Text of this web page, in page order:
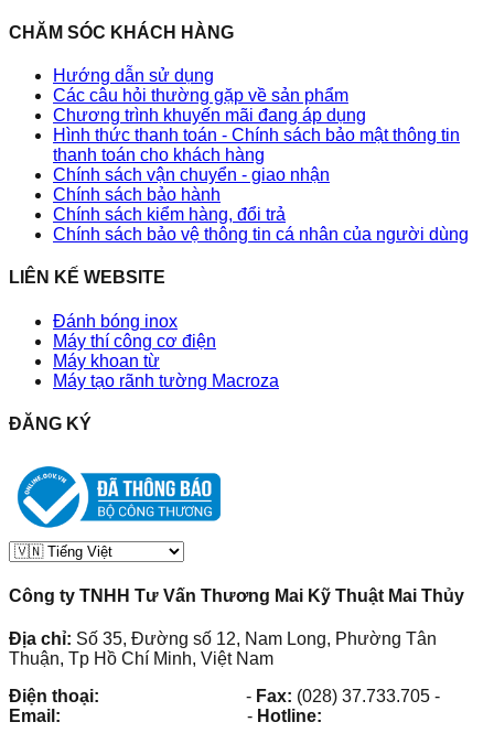
CHĂM SÓC KHÁCH HÀNG
Hướng dẫn sử dụng
Các câu hỏi thường gặp về sản phẩm
Chương trình khuyến mãi đang áp dụng
Hình thức thanh toán - Chính sách bảo mật thông tin
thanh toán cho khách hàng
Chính sách vận chuyển - giao nhận
Chính sách bảo hành
Chính sách kiểm hàng, đổi trả
Chính sách bảo vệ thông tin cá nhân của người dùng
LIÊN KẾ WEBSITE
Đánh bóng inox
Máy thí công cơ điện
Máy khoan từ
Máy tạo rãnh tường Macroza
ĐĂNG KÝ
Công ty TNHH Tư Vấn Thương Mai Kỹ Thuật Mai Thủy
Địa chỉ: Số 35, Đường số 12, Nam Long, Phường Tân
Thuận, Tp Hồ Chí Minh, Việt Nam
Điện thoại:
- Fax: (028) 37.733.705 -
Email:
- Hotline: